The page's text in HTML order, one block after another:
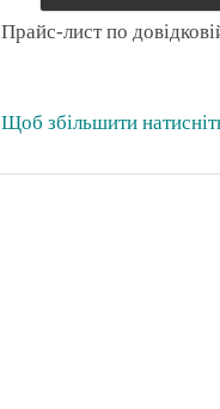
Прайс-лист по
Щоб збільшити